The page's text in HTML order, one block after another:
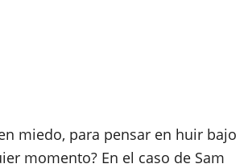
miedo, para pensar en huir bajo
momento? En el caso de Sam